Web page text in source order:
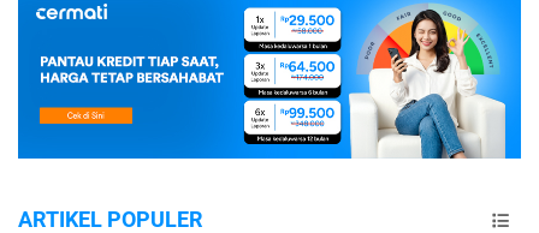
ARTIKEL POPULER